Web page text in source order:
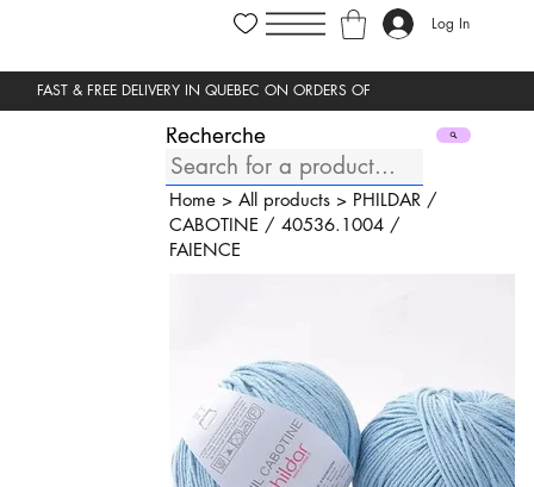
Log In
Recherche
Home> All products> PHILDAR /
CABOTINE / 40536.1004 /
FAIENCE